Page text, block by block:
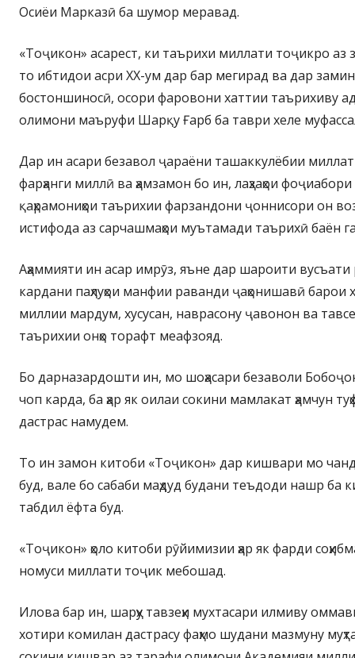
Осиёи Марказӣ ба шумор меравад.
«Тоҷикон» асарест, ки таърихи миллати тоҷикро аз
то ибтидои асри XX-ум дар бар мегирад ва дар
бостоншиносӣ, осори фаровони хаттии таърихиву
олимони маъруфи Шарқу Ғарб ба таври хеле
Дар ин асари безавол ҷараёни ташаккулёбии
фарҳанги миллӣ ва ҳамзамон бо ин, лаҳзаҳои
қаҳрамониҳои таърихии фарзандони ҷоннисори он
истифода аз сарчашмаҳои муътамади таърихӣ баён
Аҳаммияти ин асар имрӯз, яъне дар шароити вусъати
кардани паҳлуҳои манфии раванди ҷаҳонишавӣ барои
миллии мардум, хусусан, наврасону ҷавонон ва
таърихии онҳо торафт меафзояд.
Бо дарназардошти ин, мо шоҳасари безаволи
чоп карда, ба ҳар як оилаи сокини мамлакат ҳамчун
дастрас намудем.
То ин замон китоби «Тоҷикон» дар кишвари мо
буд, вале бо сабаби маҳдуд будани теъдоди нашр ба
табдил ёфта буд.
«Тоҷикон» ҳоло китоби рӯйимизии ҳар як фарди
номуси миллати тоҷик мебошад.
Илова бар ин, шарҳу тавзеҳи мухтасари илмиву
хотири комилан дастрасу фаҳмо шудани мазмуну